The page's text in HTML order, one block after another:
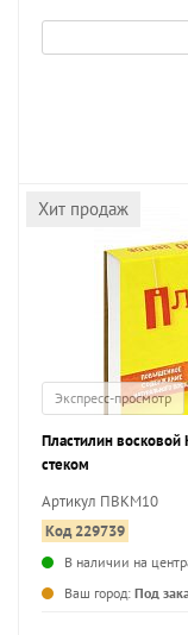
Хит продаж
Экспресс-просмотр
Пластилин восковой
стеком
Артикул ПВКМ10
Код 229739
В наличии на
Ваш город: Под